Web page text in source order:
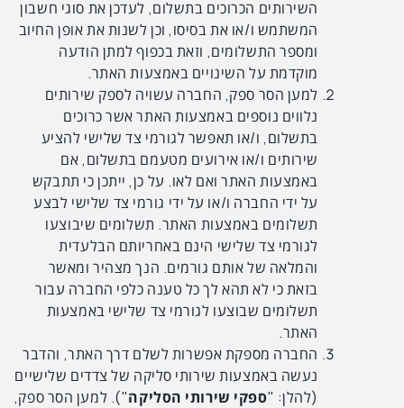
השירותים הכרוכים בתשלום, לעדכן את סוגי חשבון
המשתמש ו/או את בסיסו, וכן לשנות את אופן החיוב
ומספר התשלומים, וזאת בכפוף למתן הודעה
מוקדמת על השינויים באמצעות האתר.
למען הסר ספק, החברה עשויה לספק שירותים
נלווים נוספים באמצעות האתר אשר כרוכים
בתשלום, ו/או תאפשר לגורמי צד שלישי להציע
שירותים ו/או אירועים מטעמם בתשלום, אם
באמצעות האתר ואם לאו. על כן, ייתכן כי תתבקש
על ידי החברה ו/או על ידי גורמי צד שלישי לבצע
תשלומים באמצעות האתר. תשלומים שיבוצעו
לגורמי צד שלישי הינם באחריותם הבלעדית
והמלאה של אותם גורמים. הנך מצהיר ומאשר
בזאת כי לא תהא לך כל טענה כלפי החברה עבור
תשלומים שבוצעו לגורמי צד שלישי באמצעות
האתר.
החברה מספקת אפשרות לשלם דרך האתר, והדבר
נעשה באמצעות שירותי סליקה של צדדים שלישיים
(להלן: "ספקי שירותי הסליקה"). למען הסר ספק,